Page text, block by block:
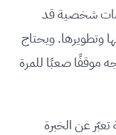
سمات شخصية قد
وتطويرها. ويحتاج
موقفًا صعبًا للمرة
تعبّر عن الخبرة